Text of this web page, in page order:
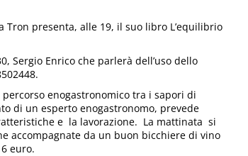
Tron presenta, alle 19, il suo libro L’equilibrio
Sergio Enrico che parlerà dell’uso dello
percorso enogastronomico tra i sapori di
di un esperto enogastronomo, prevede
e la lavorazione. La mattinata si
accompagnate da un buon bicchiere di vino
euro.